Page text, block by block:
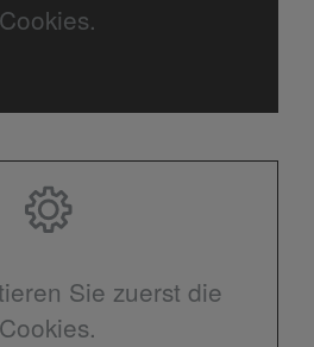
Cookies.
Sie zuerst die
Cookies.